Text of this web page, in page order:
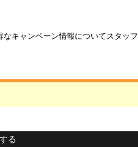
キャンペーン情報についてスタッフ
る